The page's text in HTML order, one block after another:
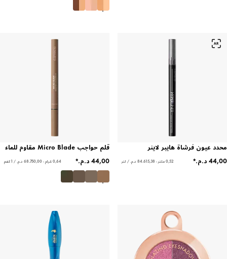
محدد عيون فرشاة هايبر لاينر
0,52 ملتر - ‏84.615,38 د.م.‏ / لتر
قلم حواجب Micro Blade مقاوم للماء
0,64 غرام - ‏68.750,00 د.م.‏ / 1 كغم